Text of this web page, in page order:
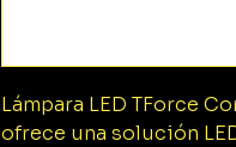
Lámpara LED TForce
ofrece una solución